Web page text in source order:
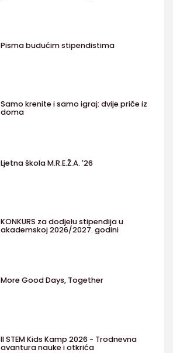
Pisma budućim stipendistima
Samo krenite i samo igraj: dvije priče iz
doma
Ljetna škola M.R.E.Ž.A. '26
KONKURS za dodjelu stipendija u
akademskoj 2026/2027. godini
More Good Days, Together
II STEM Kids Kamp 2026 - Trodnevna
avantura nauke i otkrića